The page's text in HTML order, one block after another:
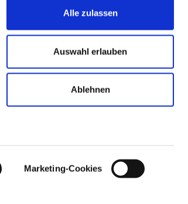
Marketing-Cookies
Alle zulassen
Auswahl erlauben
Ablehnen